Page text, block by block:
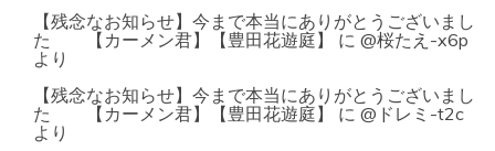
【残念なお知らせ】今まで本当にありがとうございまし
た 【カーメン君】【豊田花遊庭】
に @桜たえ-x6p
より
【残念なお知らせ】今まで本当にありがとうございまし
た 【カーメン君】【豊田花遊庭】
に @ドレミ-t2c
より